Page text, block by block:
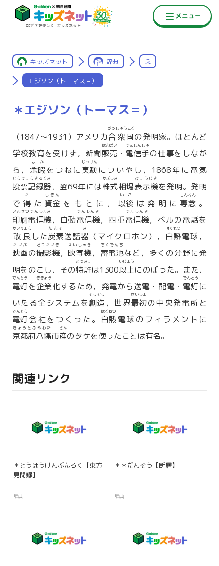
キッズネット 辞典 え
エジソン（トーマス＝）
＊エジソン（トーマス＝）
（1847〜1931）アメリカ合衆国
がっしゅうこく
の発明家。ほとんど
学校教育を受けず，新聞販売
はんばい
・ 電信手
でんしんしゅ
の仕事をしなが
ら， 余暇
よか
をつねに 実験
じっけん
についやし，1868年に電気
投票記録器
とうひょうきろくき
，翌69年には株式
かぶしき
相場表示機
ひょうじき
を発明。発明
で 得
え
た 資金
しきん
をもとに， 以後
いご
は発明に 専念
せんねん
。
印刷電信機
いんさつでんしんき
，自動電信機
でんしんき
，四重電信機
でんしんき
，ベルの電話を
改良
かいりょう
した炭素
たんそ
送話器
き
（マイクロホン）， 白熱
はくねつ
電球，
映画
えいが
の撮影機
さつえいき
， 映写機
えいしゃき
， 蓄電池
ちくでんち
など，多くの分野に発
明をのこし，その特許
とっきょ
は1300以上
いじょう
にのぼった。また，
電灯
でんとう
を企業
きぎょう
化するため，発電から送電・配電・ 電灯
でんとう
に
いたる全システムを創造
そうぞう
，世界最初
さいしょ
の中央発電所と
電灯
でんとう
会社をつくった。 白熱
はくねつ
電球のフィラメントに
京都府八幡
きょうとふやわた
市産
さん
のタケを使ったことは有名。
関連リンク
＊とうほうけんぶんろく【東方
見聞録】
辞典
＊＊だんそう【断層】
辞典